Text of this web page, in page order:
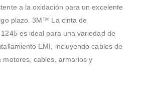
a la oxidación para un excelente
plazo. 3M™ La cinta de
es ideal para una variedad de
EMI, incluyendo cables de
motores, cables, armarios y